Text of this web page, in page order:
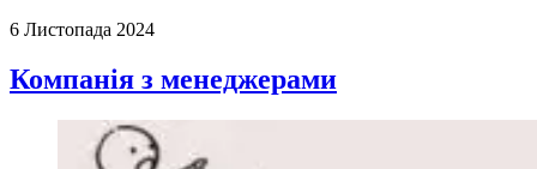
6 Листопада 2024
Компанія з менеджерами